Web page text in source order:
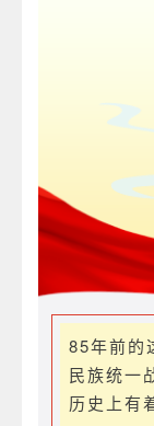
85年前的
民族统一
历史上有